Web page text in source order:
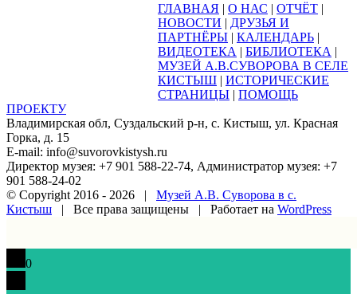
ГЛАВНАЯ | О НАС | ОТЧЁТ |
НОВОСТИ | ДРУЗЬЯ И
ПАРТНЁРЫ | КАЛЕНДАРЬ |
ВИДЕОТЕКА | БИБЛИОТЕКА |
МУЗЕЙ А.В.СУВОРОВА В СЕЛЕ
КИСТЫШ | ИСТОРИЧЕСКИЕ
СТРАНИЦЫ | ПОМОЩЬ
ПРОЕКТУ
Владимирская обл, Суздальский р-н, с. Кистыш, ул. Красная
Горка, д. 15
E-mail: info@suvorovkistysh.ru
Директор музея: +7 901 588-22-74, Администратор музея: +7
901 588-24-02
© Copyright 2016 - 2026 | Музей А.В. Суворова в с.
Кистыш | Все права защищены | Работает на WordPress
0